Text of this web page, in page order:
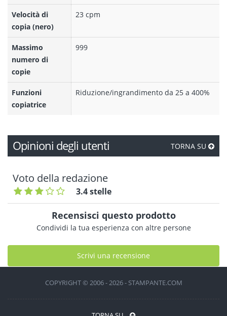
Velocità di
copia (nero)
23 cpm
Massimo
numero di
copie
999
Funzioni
copiatrice
Riduzione/ingrandimento da 25 a 400%
Opinioni degli utenti TORNA SU
Voto della redazione
3.4 stelle
Recensisci questo prodotto
Condividi la tua esperienza con altre persone
Scrivi una recensione
COPYRIGHT © 2006 - 2026 - STAMPANTE.COM